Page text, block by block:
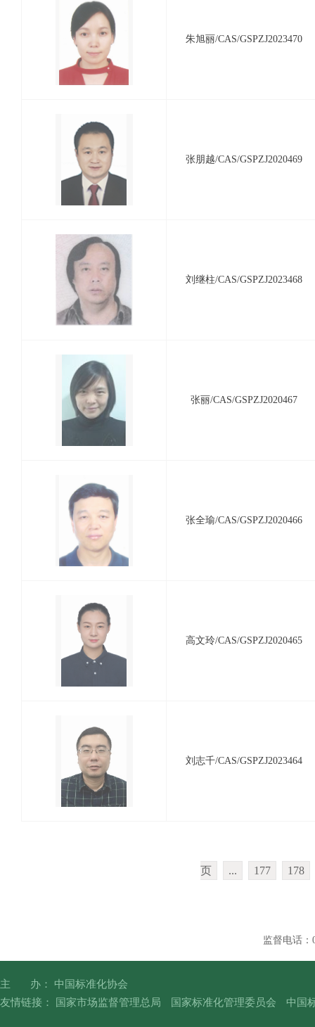
朱旭丽/CAS/GSPZJ2023470
张朋越/CAS/GSPZJ2020469
刘继柱/CAS/GSPZJ2023468
张丽/CAS/GSPZJ2020467
张全瑜/CAS/GSPZJ2020466
高文玲/CAS/GSPZJ2020465
刘志千/CAS/GSPZJ2023464
页 ... 177 178
监督电话：
主 办： 中国标准化协会
友情链接：
国家市场监督管理总局 国家标准化管理委员会 中国